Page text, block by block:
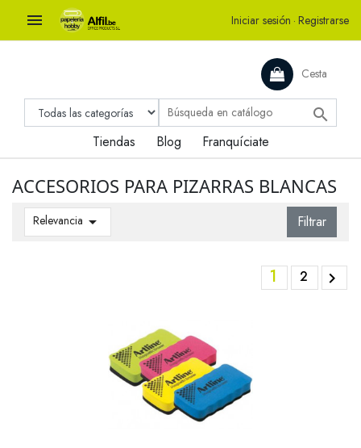
 Iniciar sesión · Registrarse
Cesta

Tiendas Blog Franquíciate
ACCESORIOS PARA PIZARRAS BLANCAS
Relevancia  Filtrar
1 2 